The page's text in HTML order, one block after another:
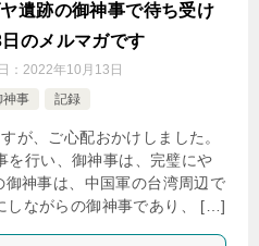
遺跡の御神事で待ち受け
のメルマガです
： 2022年10月13日
神事 記録
が、ご心配おかけしました。
行い、御神事は、完璧にや
神事は、中国軍の台湾周辺で
しながらの御神事であり、 […]